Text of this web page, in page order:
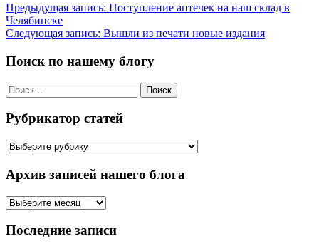
Навигация
по
Предыдущая запись: Поступление аптечек на наш склад в
Челябинске
Следующая запись: Вышли из печати новые издания
Поиск по нашему блогу
Найти:
Рубрикатор статей
Рубрикатор
Архив записей нашего блога
Архив
нашего
Последние записи